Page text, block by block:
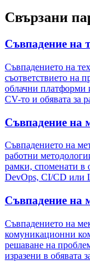
Свързани
Съвпадение на
Съвпадението на
съответствието на
облачни платформи
CV-то и обявата за
Съвпадение на
Съвпадението на
работни
рамки, споменати в
DevOps, CI/CD или
Съвпадение на
Съвпадението на
комуникационни
решаване на
изразени в обявата